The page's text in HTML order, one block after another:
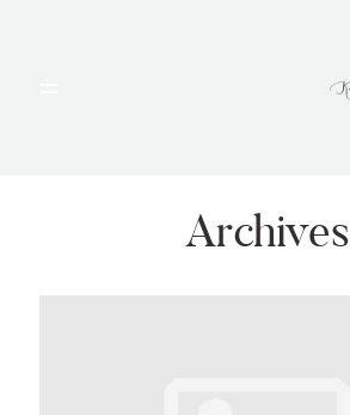
Archives
PORTFOLIO